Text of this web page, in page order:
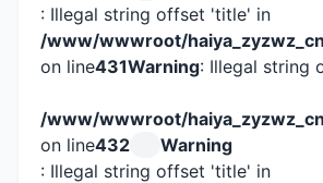
: Illegal string offset 'title' in
/www/wwwroot/
on line431Warning: Illegal string
/www/wwwroot/
on line432
Warning
: Illegal string offset 'title' in